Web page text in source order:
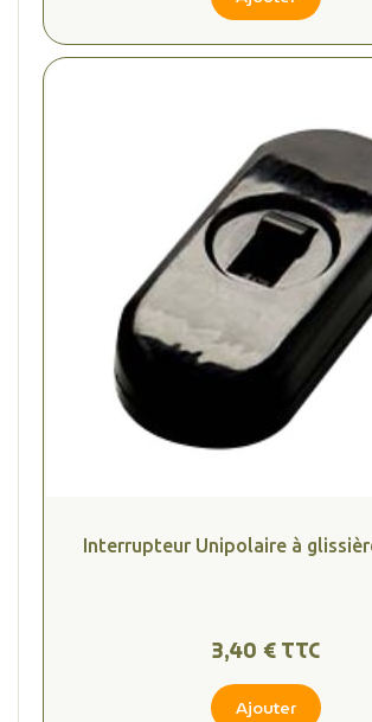
Interrupteur Unipolaire à
3,40 € TTC
Ajouter